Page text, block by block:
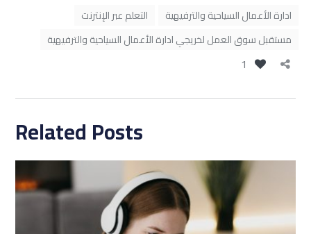
ادارة الأعمال السياحية والترفيهية
التعلم عبر الإنترنت
مستقبل سوق العمل لخريجي ادارة الأعمال السياحية والترفيهية
1
Related Posts